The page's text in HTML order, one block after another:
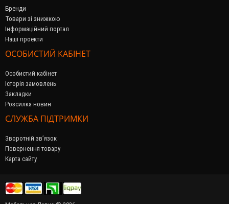
Бренди
Товари зі знижкою
Інформаційний портал
Наші проекти
ОСОБИСТИЙ КАБІНЕТ
Особистий кабінет
Історія замовлень
Закладки
Розсилка новин
СЛУЖБА ПІДТРИМКИ
Зворотній зв’язок
Повернення товару
Карта сайту